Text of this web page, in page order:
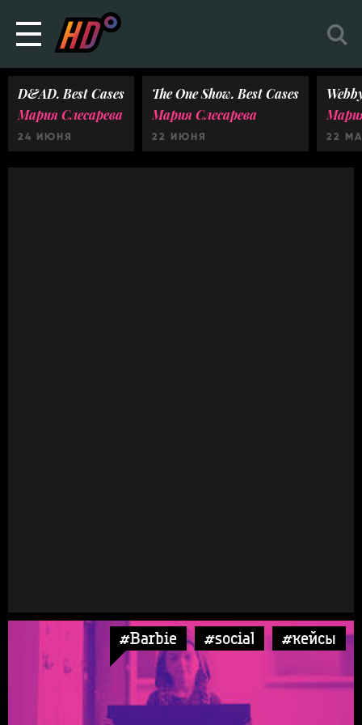
D&AD. Best Cases
Мария Слесарева
24 ИЮНЯ
The One Show. Best Cases
Мария Слесарева
22 ИЮНЯ 22
#Barbie #social #кейсы